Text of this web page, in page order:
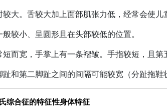
较大。舌较大加上面部肌张力低，经常会使儿
般较小、呈圆形且在头部较低的位置。
短而宽，手掌上有一条褶皱。手指较短，且第
趾和第二脚趾之间的间隔可能较宽（分趾拖鞋
综合征的特征性身体特征